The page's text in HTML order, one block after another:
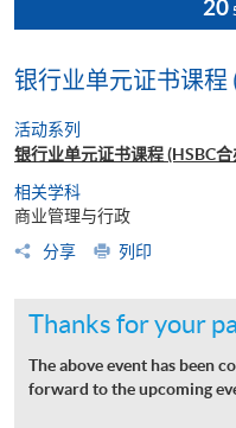
20
银行业单元证书课程
活动系列
银行业单元证书课程 (HSBC合
相关学科
商业管理与行政
分享
列印
Thanks for your
The above event has been
forward to the upcoming